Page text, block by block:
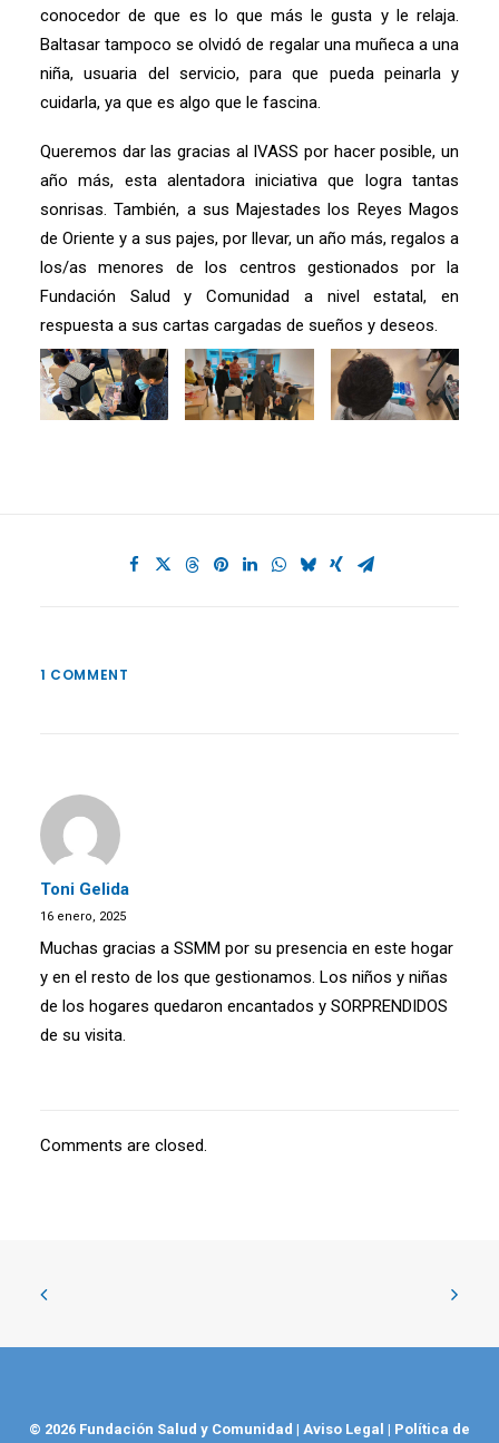
conocedor de que es lo que más le gusta y le relaja.
Baltasar tampoco se olvidó de regalar una muñeca a una
niña, usuaria del servicio, para que pueda peinarla y
cuidarla, ya que es algo que le fascina.
Queremos dar las gracias al IVASS por hacer posible, un
año más, esta alentadora iniciativa que logra tantas
sonrisas. También, a sus Majestades los Reyes Magos
de Oriente y a sus pajes, por llevar, un año más, regalos a
los/as menores de los centros gestionados por la
Fundación Salud y Comunidad a nivel estatal, en
respuesta a sus cartas cargadas de sueños y deseos.
1 COMMENT
Toni Gelida
16 enero, 2025
Muchas gracias a SSMM por su presencia en este hogar
y en el resto de los que gestionamos. Los niños y niñas
de los hogares quedaron encantados y SORPRENDIDOS
de su visita.
Comments are closed.
© 2026 Fundación Salud y Comunidad | Aviso Legal | Política de